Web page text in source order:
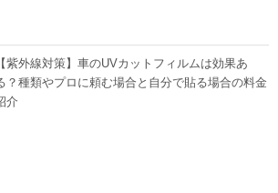
【紫外線対策】車のUVカットフィルムは効果あ
？種類やプロに頼む場合と自分で貼る場合の料金
介